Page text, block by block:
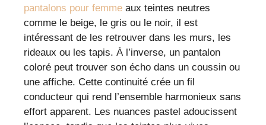
pantalons pour femme aux teintes neutres
comme le beige, le gris ou le noir, il est
intéressant de les retrouver dans les murs, les
rideaux ou les tapis. À l’inverse, un pantalon
coloré peut trouver son écho dans un coussin ou
une affiche. Cette continuité crée un fil
conducteur qui rend l’ensemble harmonieux sans
effort apparent. Les nuances pastel adoucissent